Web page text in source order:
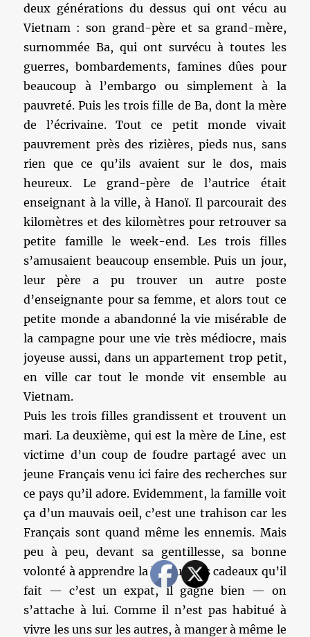
deux générations du dessus qui ont vécu au
Vietnam : son grand-père et sa grand-mère,
surnommée Ba, qui ont survécu à toutes les
guerres, bombardements, famines dûes pour
beaucoup à l’embargo ou simplement à la
pauvreté. Puis les trois fille de Ba, dont la mère
de l’écrivaine. Tout ce petit monde vivait
pauvrement près des rizières, pieds nus, sans
rien que ce qu’ils avaient sur le dos, mais
heureux. Le grand-père de l’autrice était
enseignant à la ville, à Hanoï. Il parcourait des
kilomètres et des kilomètres pour retrouver sa
petite famille le week-end. Les trois filles
s’amusaient beaucoup ensemble. Puis un jour,
leur père a pu trouver un autre poste
d’enseignante pour sa femme, et alors tout ce
petite monde a abandonné la vie misérable de
la campagne pour une vie très médiocre, mais
joyeuse aussi, dans un appartement trop petit,
en ville car tout le monde vit ensemble au
Vietnam.
Puis les trois filles grandissent et trouvent un
mari. La deuxième, qui est la mère de Line, est
victime d’un coup de foudre partagé avec un
jeune Français venu ici faire des recherches sur
ce pays qu’il adore. Evidemment, la famille voit
ça d’un mauvais oeil, c’est une trahison car les
Français sont quand même les ennemis. Mais
peu à peu, devant sa gentillesse, sa bonne
volonté à apprendre la langue, les cadeaux qu’il
fait — c’est un expat, il gagne bien — on
s’attache à lui. Comme il n’est pas habitué à
vivre les uns sur les autres, à manger à même le